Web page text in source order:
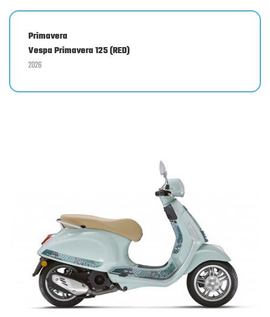
Primavera
Vespa Primavera 125 (RED)
2026